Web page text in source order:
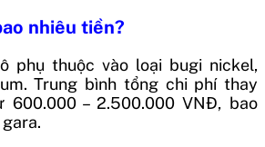
nhiêu tiền?
phụ thuộc vào loại bugi nickel,
Trung bình tổng chi phí thay
600.000 – 2.500.000 VNĐ, bao